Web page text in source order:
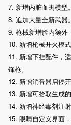
7. 新增内脏血肉模型。
8. 追加大量全新武器。
9. 枪械新增膛内额外
10. 新增枪械开火模式
11. 新增下挂配件，
锋枪。
12. 新增消音器启停开
13. 新增可拾取生成
14. 新增神经毒剂注射
15. 眼睛自定义界面